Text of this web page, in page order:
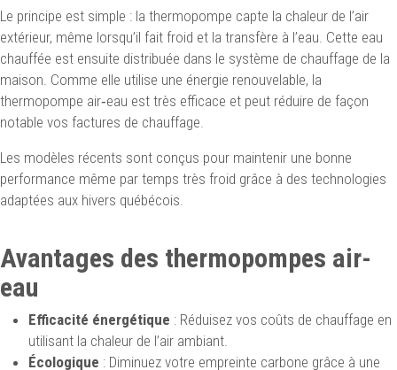
Le principe est simple : la thermopompe capte la chaleur de l’air
extérieur, même lorsqu’il fait froid et la transfère à l’eau. Cette eau
chauffée est ensuite distribuée dans le système de chauffage de la
maison. Comme elle utilise une énergie renouvelable, la
thermopompe air‑eau est très efficace et peut réduire de façon
notable vos factures de chauffage.
Les modèles récents sont conçus pour maintenir une bonne
performance même par temps très froid grâce à des technologies
adaptées aux hivers québécois.
Avantages des thermopompes air-
eau
Efficacité énergétique : Réduisez vos coûts de chauffage en
utilisant la chaleur de l’air ambiant.
Écologique : Diminuez votre empreinte carbone grâce à une